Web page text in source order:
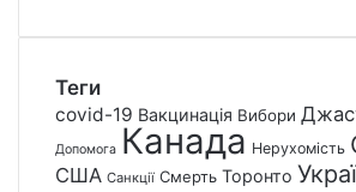
Теги
covid-19 Вакцинація Вибори
Допомога Канада Нерухомість
США Санкції Смерть Торонто